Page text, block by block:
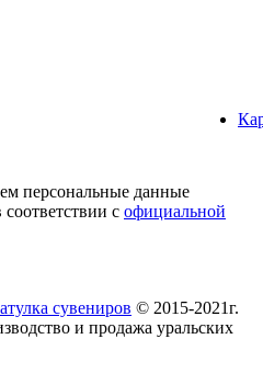
персональные данные
с официальной
сувениров © 2015-2021г.
и продажа уральских